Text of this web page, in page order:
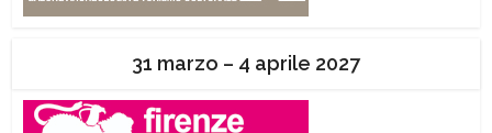
31 marzo – 4 aprile 2027